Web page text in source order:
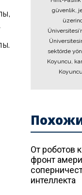
güvenlik,
sektörde
Koyuncu,
От роботов
фронт
интеллекта